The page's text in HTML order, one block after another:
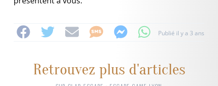
Publié il y a 3 ans
Retrouvez plus d'articles